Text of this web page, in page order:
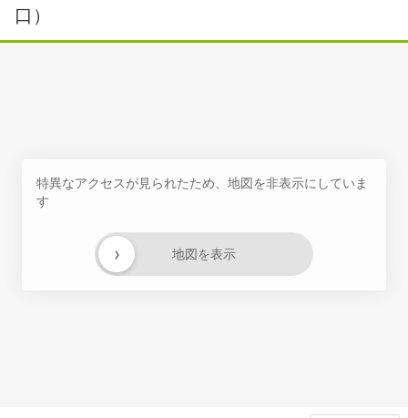
口）
特異なアクセスが見られたため、地図を非表示にしていま
す
地図を表示
›